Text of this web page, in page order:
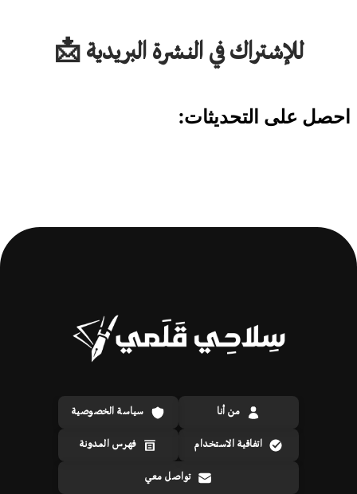
للإشتراك في النشرة البريدية 📩
من أنا سياسة الخصوصية
اتفاقية الاستخدام فهرس المدونة
تواصل معي